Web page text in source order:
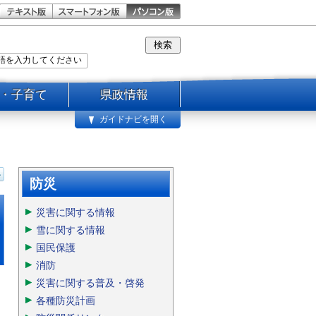
子育て 県政情報
ガイドナビを開く
防災
災害に関する情報
雪に関する情報
国民保護
消防
災害に関する普及・啓発
各種防災計画